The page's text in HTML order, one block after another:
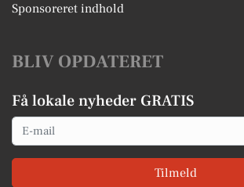
Sponsoreret indhold
BLIV OPDATERET
Få lokale nyheder GRATIS
Email
Tilmeld